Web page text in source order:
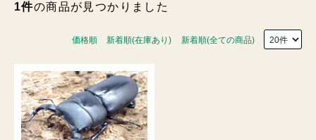
1件の商品が見つかりました
価格順 新着順(在庫あり) 新着順(全ての商品)